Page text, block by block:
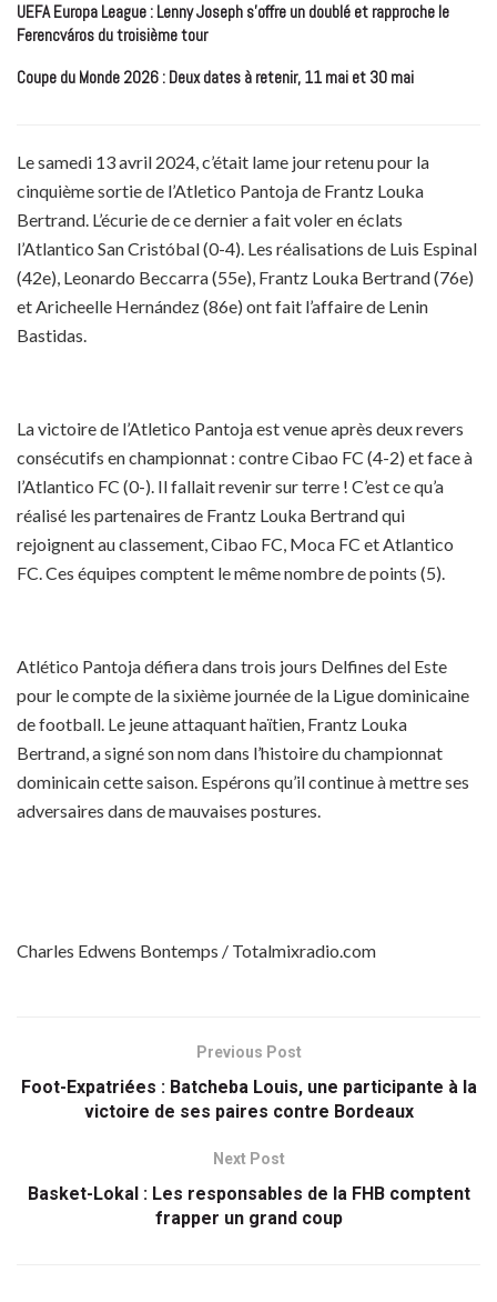
UEFA Europa League : Lenny Joseph s’offre un doublé et rapproche le
Ferencváros du troisième tour
Coupe du Monde 2026 : Deux dates à retenir, 11 mai et 30 mai
Le samedi 13 avril 2024, c’était lame jour retenu pour la
cinquième sortie de l’Atletico Pantoja de Frantz Louka
Bertrand. L’écurie de ce dernier a fait voler en éclats
l’Atlantico San Cristóbal (0-4). Les réalisations de Luis Espinal
(42e), Leonardo Beccarra (55e), Frantz Louka Bertrand (76e)
et Aricheelle Hernández (86e) ont fait l’affaire de Lenin
Bastidas.
La victoire de l’Atletico Pantoja est venue après deux revers
consécutifs en championnat : contre Cibao FC (4-2) et face à
l’Atlantico FC (0-). Il fallait revenir sur terre ! C’est ce qu’a
réalisé les partenaires de Frantz Louka Bertrand qui
rejoignent au classement, Cibao FC, Moca FC et Atlantico
FC. Ces équipes comptent le même nombre de points (5).
Atlético Pantoja défiera dans trois jours Delfines del Este
pour le compte de la sixième journée de la Ligue dominicaine
de football. Le jeune attaquant haïtien, Frantz Louka
Bertrand, a signé son nom dans l’histoire du championnat
dominicain cette saison. Espérons qu’il continue à mettre ses
adversaires dans de mauvaises postures.
Charles Edwens Bontemps / Totalmixradio.com
Previous Post
Foot-Expatriées : Batcheba Louis, une participante à la
victoire de ses paires contre Bordeaux
Next Post
Basket-Lokal : Les responsables de la FHB comptent
frapper un grand coup